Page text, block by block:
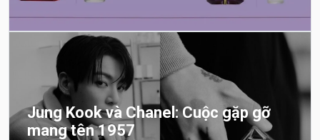
Jung Kook và Chanel: Cuộc gặp gỡ
mang tên 1957